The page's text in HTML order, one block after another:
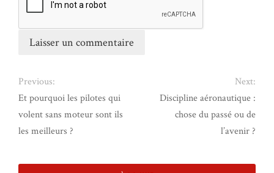
Previous:
Et pourquoi les pilotes qui
volent sans moteur sont ils
les meilleurs ?
Next:
Discipline aéronautique :
chose du passé ou de
l’avenir ?